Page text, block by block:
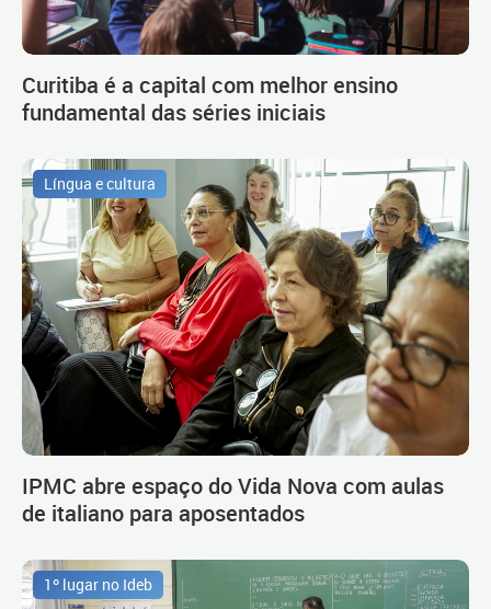
Curitiba é a capital com melhor ensino
fundamental das séries iniciais
Língua e cultura
IPMC abre espaço do Vida Nova com aulas
de italiano para aposentados
1º lugar no Ideb